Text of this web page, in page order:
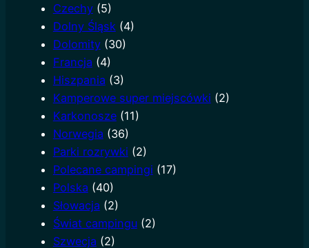
Czechy(5)
Dolny Śląsk (4)
Dolomity(30)
Francja (4)
Hiszpania (3)
Kamperowe super miejscówki (2)
Karkonosze(11)
Norwegia (36)
Parki rozrywki (2)
Polecane campingi (17)
Polska (40)
Słowacja (2)
Świat campingu(2)
Szwecja (2)